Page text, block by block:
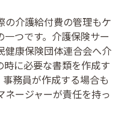
の介護給付費の管理もケ
つです。介護保険サー
健康保険団体連合会へ介
に必要な書類を作成す
務員が作成する場合も
ネージャーが責任を持っ